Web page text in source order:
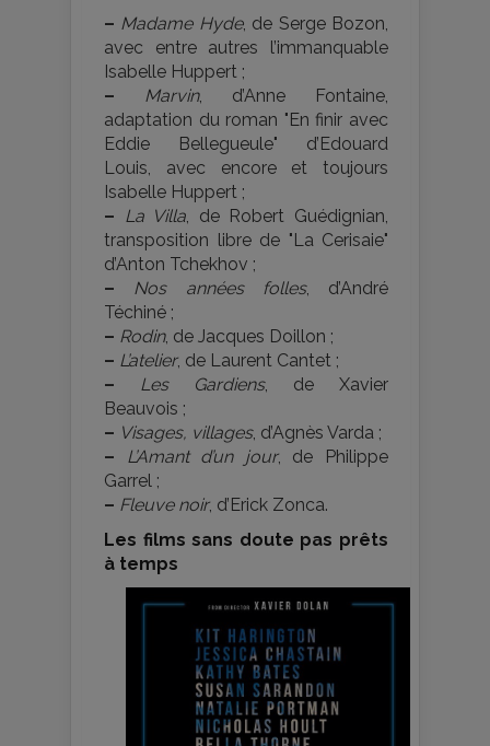
– Madame Hyde, de Serge Bozon,
avec entre autres l’immanquable
Isabelle Huppert ;
–
Marvin, d’Anne Fontaine,
adaptation du roman "En finir avec
Eddie Bellegueule" d’Edouard
Louis, avec encore et toujours
Isabelle Huppert ;
–
La Villa , de Robert Guédignian,
transposition libre de "La Cerisaie"
d’Anton Tchekhov ;
–
Nos années folles, d’André
Téchiné ;
– Rodin, de Jacques Doillon ;
– L’atelier, de Laurent Cantet ;
–
Les Gardiens, de Xavier
Beauvois ;
– Visages, villages, d’Agnès Varda ;
–
L’Amant d’un jour, de Philippe
Garrel ;
– Fleuve noir, d’Erick Zonca.
Les films sans doute pas prêts
à temps